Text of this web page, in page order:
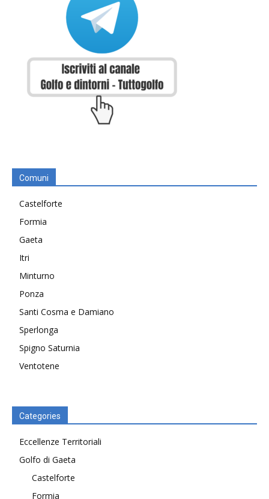
Comuni
Castelforte
Formia
Gaeta
Itri
Minturno
Ponza
Santi Cosma e Damiano
Sperlonga
Spigno Saturnia
Ventotene
Categories
Eccellenze Territoriali
Golfo di Gaeta
Castelforte
Formia